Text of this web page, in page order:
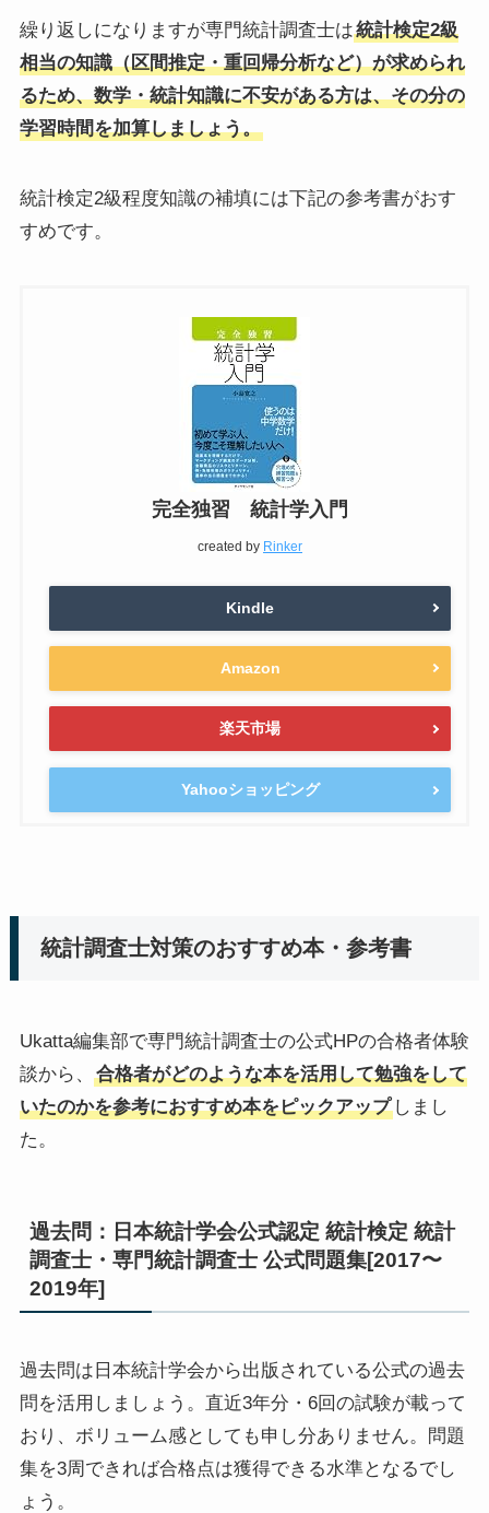
繰り返しになりますが専門統計調査士は統計検定2級
相当の知識（区間推定・重回帰分析など）が求められ
るため、数学・統計知識に不安がある方は、その分の
学習時間を加算しましょう。
統計検定2級程度知識の補填には下記の参考書がおす
すめです。
完全独習 統計学入門
created by Rinker
Kindle
Amazon
楽天市場
Yahooショッピング
統計調査士対策のおすすめ本・参考書
Ukatta編集部で専門統計調査士の公式HPの合格者体験
談から、
合格者がどのような本を活用して勉強をして
いたのかを参考におすすめ本をピックアップしまし
た。
過去問：日本統計学会公式認定 統計検定 統計
調査士・専門統計調査士 公式問題集[2017〜
2019年]
過去問は日本統計学会から出版されている公式の過去
問を活用しましょう。直近3年分・6回の試験が載って
おり、ボリューム感としても申し分ありません。問題
集を3周できれば合格点は獲得できる水準となるでし
ょう。